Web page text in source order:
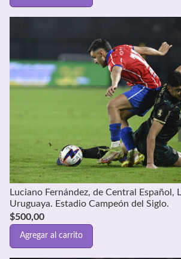
Luciano Fernández, de Central Español,
Uruguaya. Estadio Campeón del Siglo.
$500,00
Agregar al carrito